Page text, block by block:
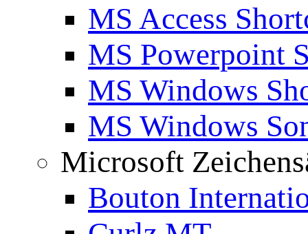
MS Access
MS Powerpoint
MS Windows
MS Windows
Microsoft
Bouton